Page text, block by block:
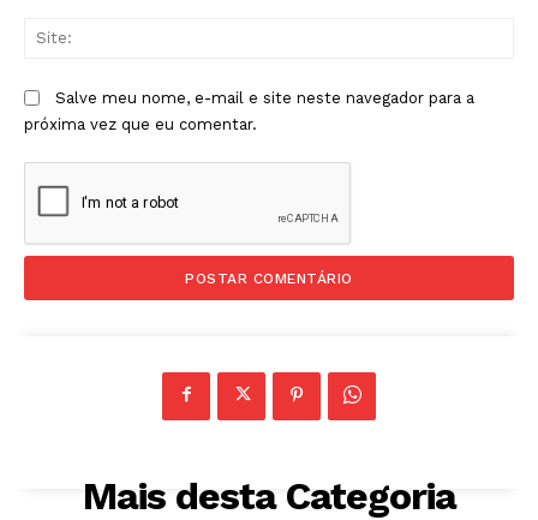
Salve meu nome, e-mail e site neste navegador para a
próxima vez que eu comentar.
Mais desta Categoria